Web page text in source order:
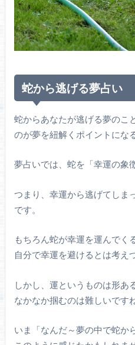
蛇から逃げる夢占い
蛇からあなたが逃げる夢のこ
のが夢を紐解くポイントにな
夢占いでは、蛇を「幸運の象
つまり、幸運から逃げてしま
です。
もちろん蛇が幸運を運んでく
自分で幸運を避けるとは考え
しかし、運というものは形あ
なかなか掴むのは難しいですね
いま「なんだ～夢の中で蛇か